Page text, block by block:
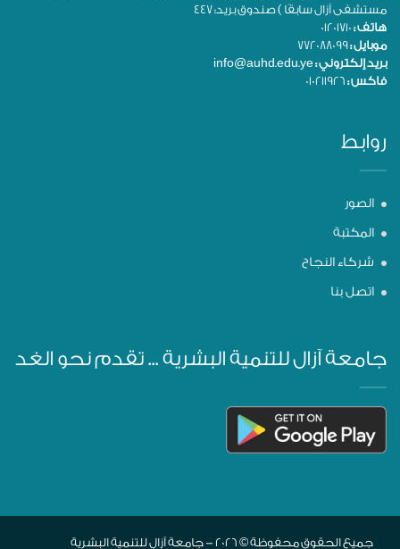
مستشفى آزال سابقًا ) صندوق بريد: 447
هاتف :
موبايل :
بريد إلكتروني :
فاكس :
روابط
الصور
المكتبة
شركاء النجاح
اتصل بنا
جامعة آزال للتنمية البشرية ... تقدم نحو الغد
جميع الحقوق محفوظة © 2026 - جامعة آزال للتنمية البشرية